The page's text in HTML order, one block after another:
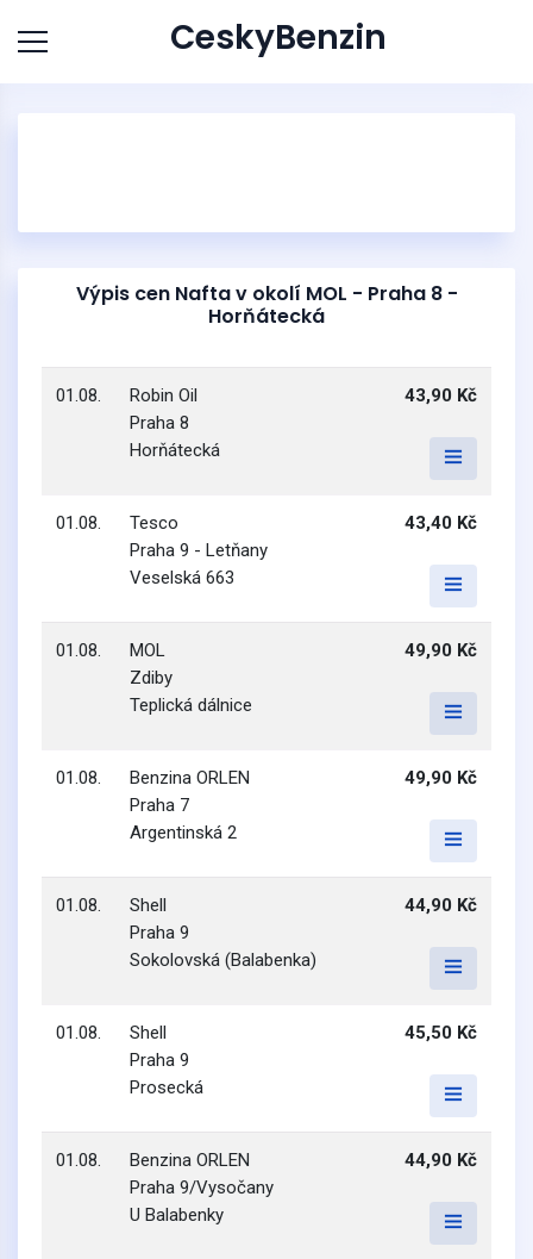
CeskyBenzin
Výpis cen Nafta v okolí MOL - Praha 8 -
Horňátecká
01.08.
Robin Oil
Praha 8
Horňátecká
43,90 Kč
01.08.
Tesco
Praha 9 - Letňany
Veselská 663
43,40 Kč
01.08.
MOL
Zdiby
Teplická dálnice
49,90 Kč
01.08.
Benzina ORLEN
Praha 7
Argentinská 2
49,90 Kč
01.08.
Shell
Praha 9
Sokolovská (Balabenka)
44,90 Kč
01.08.
Shell
Praha 9
Prosecká
45,50 Kč
01.08.
Benzina ORLEN
Praha 9/Vysočany
U Balabenky
44,90 Kč